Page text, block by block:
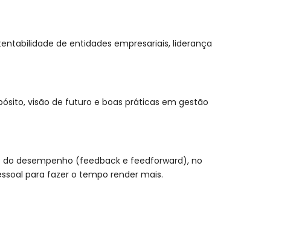
de entidades empresariais, liderança
visão de futuro e boas práticas em gestão
desempenho (feedback e feedforward), no
para fazer o tempo render mais.